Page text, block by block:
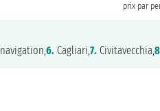
prix par
navigation,6. Cagliari,7. Civitavecchia,